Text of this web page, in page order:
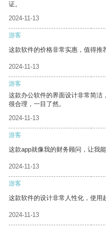
证。
2024-11-13
游客
这款软件的价格非常实惠，值得推
2024-11-13
游客
这款办公软件的界面设计非常简洁
很合理，一目了然。
2024-11-13
游客
这款app就像我的财务顾问，让我
2024-11-13
游客
这款软件的设计非常人性化，使用
2024-11-13